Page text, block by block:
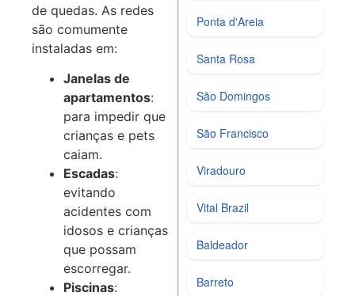
de quedas. As redes
são comumente
instaladas em:
Janelas de
apartamentos:
para impedir que
crianças e pets
caiam.
Escadas:
evitando
acidentes com
idosos e crianças
que possam
escorregar.
Piscinas:
Ponta d'Areia
Santa Rosa
São Domingos
São Francisco
Viradouro
Vital Brazil
Baldeador
Barreto